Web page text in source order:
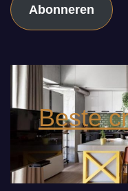
Abonneren
Beste